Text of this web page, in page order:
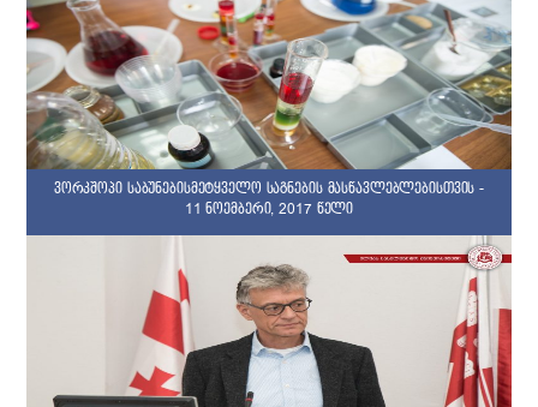
ვორკშოპი საბუნებისმეტყველო საგნების მასწავლებლებისთვის -
11 ნოემბერი, 2017 წელი